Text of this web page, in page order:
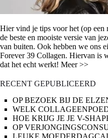
Hier vind je tips voor het (op een
de beste en mooiste versie van
van buiten. Ook hebben we ons
Forever 39 Collagen. Hiervan is
dat het echt werkt! Meer >>
RECENT GEPUBLICEERD
OP BEZOEK BIJ DE
WELK
HOE KRIJG JE JE V-
OP
LEUKE